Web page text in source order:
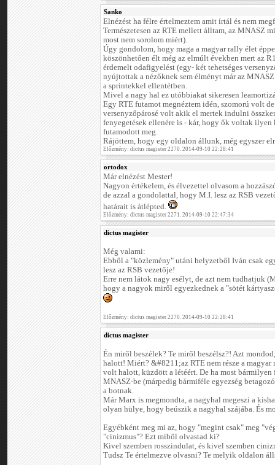
Sanko
Elnézést ha félre értelmeztem amit írtál és nem
Természetesen az RTE mellett álltam, az MNASZ
most nem sorolom miért).
Úgy gondolom, hogy maga a magyar rally élet
köszönhetően élt még az elmúlt években mert az
érdemelt odafigyelést (egy- két tehetséges
nyújtottak a nézőknek sem élményt már az
a sprintekkel ellentétben.
Mivel a nagy hal ez utóbbiakat sikeresen
Egy RTE futamot megnéztem idén, szomorú volt
versenyzőpárosé volt akik el mertek indulni
fenyegetések ellenére is - kár, hogy ők voltak ilyen
futamodott meg.
Rájöttem, hogy egy oldalon állunk, még egyszer
Előzmény: dictus magister 2270. 2014-09-10 22:28:41
ortodox
Már elnézést Mester!
Nagyon értékelem, és élvezettel olvasom a
de azzal a gondolattal, hogy M.I. lesz az RSB
határait is átlépted.
Előzmény: dictus magister 2271. 2014-09-10 22:47:34
dictus magister
Még valami:
Ebből a "közlemény" utáni helyzetből Iván csak
lesz az RSB vezetője!
Erre nem látok nagy esélyt, de azt nem tudhatjuk
hogy a nagyok miről egyezkednek a "sötét
Előzmény: dictus magister 2270. 2014-09-10 22:28:41
dictus magister
Én miről beszélek? Te miről beszélsz?! Azt
halott! Miért? &#8211;az RTE nem része a magyar
volt halott, küzdött a létéért. De ha most bármilyen
MNASZ-be (márpedig bármiféle egyezség
a botnak.
Már Marx is megmondta, a nagyhal megeszi a
olyan hülye, hogy beúszik a nagyhal szájába. És
Egyébként meg mi az, hogy "megint csak" meg
"cinizmus"? Ezt miből olvastad ki?
Kivel szemben rosszindulat, és kivel szemben
Tudsz Te értelmezve olvasni? Te melyik oldalon